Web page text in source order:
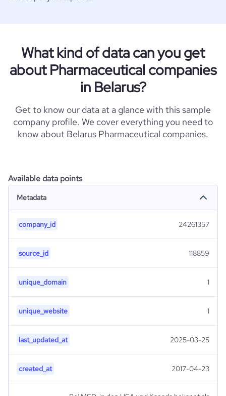
What kind of data can you get
about Pharmaceutical companies
in Belarus?
Get to know our data at a glance with this sample
company profile. We cover everything you need to
know about Belarus Pharmaceutical companies.
Available data points
Metadata
company_id 24261357
source_id 118859
unique_domain 1
unique_website 1
last_updated_at 2025-03-25
created_at 2017-04-23